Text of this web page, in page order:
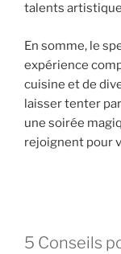
talents
En somme, le
expérience
cuisine et de
laisser tenter
une soirée
rejoignent pour
5 Conseils